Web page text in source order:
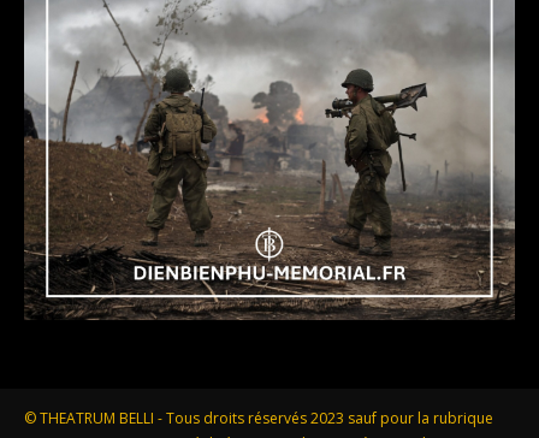
© THEATRUM BELLI - Tous droits réservés 2023 sauf pour la rubrique